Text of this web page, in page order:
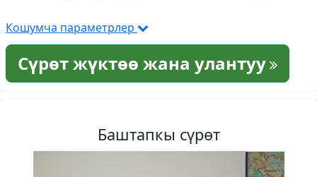
Кошумча параметрлер
Сүрөт жүктөө жана улантуу
Баштапкы сүрөт